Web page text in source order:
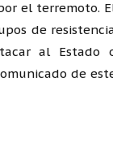
el terremoto.
de
al Estado
de